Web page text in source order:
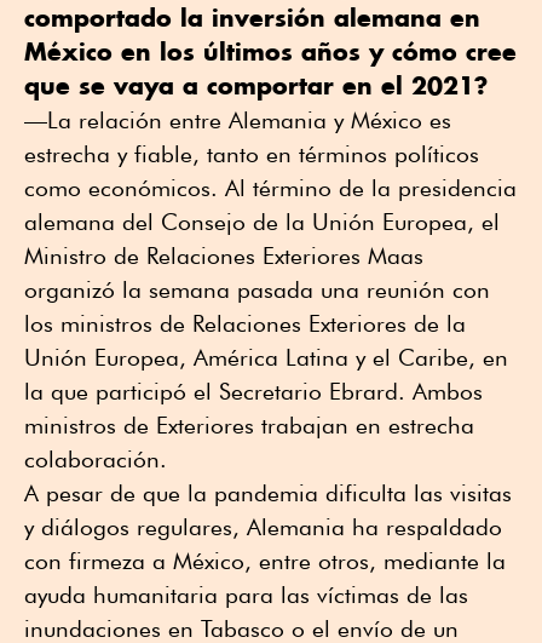
comportado la inversión alemana en
México en los últimos años y cómo cree
que se vaya a comportar en el 2021?
—La relación entre Alemania y México es
estrecha y fiable, tanto en términos políticos
como económicos. Al término de la presidencia
alemana del Consejo de la Unión Europea, el
Ministro de Relaciones Exteriores Maas
organizó la semana pasada una reunión con
los ministros de Relaciones Exteriores de la
Unión Europea, América Latina y el Caribe, en
la que participó el Secretario Ebrard. Ambos
ministros de Exteriores trabajan en estrecha
colaboración.
A pesar de que la pandemia dificulta las visitas
y diálogos regulares, Alemania ha respaldado
con firmeza a México, entre otros, mediante la
ayuda humanitaria para las víctimas de las
inundaciones en Tabasco o el envío de un